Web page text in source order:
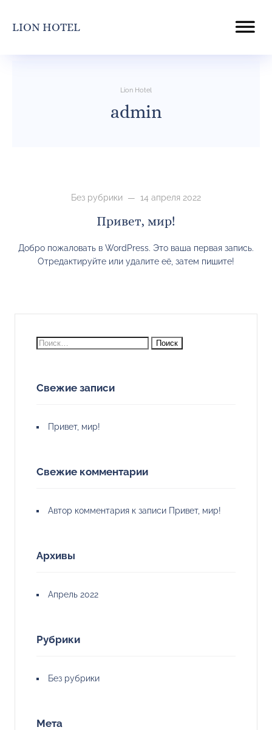
LION HOTEL
Lion Hotel
admin
Без рубрики — 14 апреля 2022
Привет, мир!
Добро пожаловать в WordPress. Это ваша первая запись.
Отредактируйте или удалите её, затем пишите!
Свежие записи
Привет, мир!
Свежие комментарии
Автор комментария к записи Привет, мир!
Архивы
Апрель 2022
Рубрики
Без рубрики
Мета